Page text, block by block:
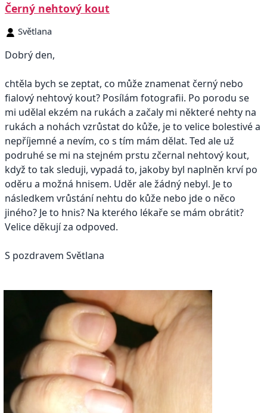
Černý nehtový kout
Světlana
Dobrý den,
chtěla bych se zeptat, co může znamenat černý nebo
fialový nehtový kout? Posílám fotografii. Po porodu se
mi udělal ekzém na rukách a začaly mi některé nehty na
rukách a nohách vzrůstat do kůže, je to velice bolestivé a
nepříjemné a nevím, co s tím mám dělat. Ted ale už
podruhé se mi na stejném prstu zčernal nehtový kout,
když to tak sleduji, vypadá to, jakoby byl naplněn krví po
oděru a možná hnisem. Uděr ale žádný nebyl. Je to
následkem vrůstání nehtu do kůže nebo jde o něco
jiného? Je to hnis? Na kterého lékaře se mám obrátit?
Velice děkují za odpoved.
S pozdravem Světlana